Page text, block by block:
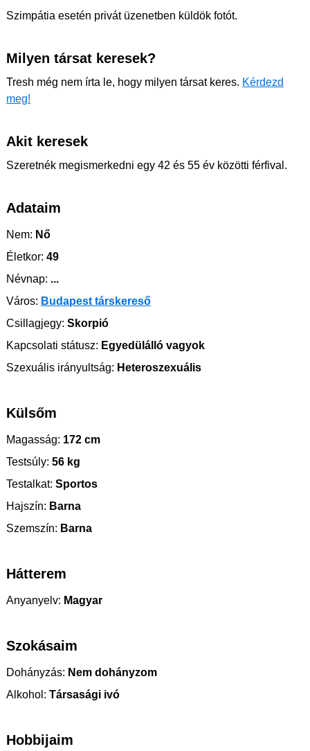
Szimpátia esetén privát üzenetben küldök fotót.
Milyen társat keresek?
Tresh még nem írta le, hogy milyen társat keres. Kérdezd
meg!
Akit keresek
Szeretnék megismerkedni egy 42 és 55 év közötti férfival.
Adataim
Nem: Nő
Életkor: 49
Névnap: ...
Város: Budapest társkereső
Csillagjegy: Skorpió
Kapcsolati státusz: Egyedülálló vagyok
Szexuális irányultság: Heteroszexuális
Külsőm
Magasság: 172 cm
Testsúly: 56 kg
Testalkat: Sportos
Hajszín: Barna
Szemszín: Barna
Hátterem
Anyanyelv: Magyar
Szokásaim
Dohányzás: Nem dohányzom
Alkohol: Társasági ivó
Hobbijaim